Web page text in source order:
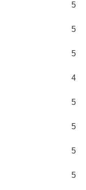
5
5
5
4
5
5
5
5